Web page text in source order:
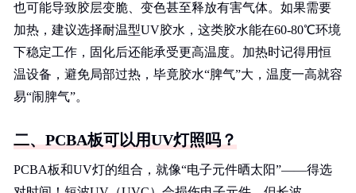
也可能导致胶层变脆、变色甚至释放有害气体。如果需要
加热，建议选择耐温型UV胶水，这类胶水能在60-80℃环境
下稳定工作，固化后还能承受更高温度。加热时记得用恒
温设备，避免局部过热，毕竟胶水“脾气”大，温度一高就容
易“闹脾气”。
二、PCBA板可以用UV灯照吗？
PCBA板和UV灯的组合，就像“电子元件晒太阳”——得选